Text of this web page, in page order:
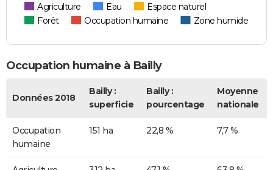
Agriculture Eau
Espace naturel
Forêt
Occupation humaine Zone humide
Occupation humaine à Bailly
Données 2018
Bailly :
superficie
Bailly :
pourcentage
Moyenne
nationale
Occupation
humaine
151 ha 22,8 % 7,7 %